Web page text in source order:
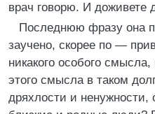
врач говорю. И доживете
Последнюю фразу она
заучено, скорее по —
никакого особого
этого смысла в таком
дряхлости и ненужности,